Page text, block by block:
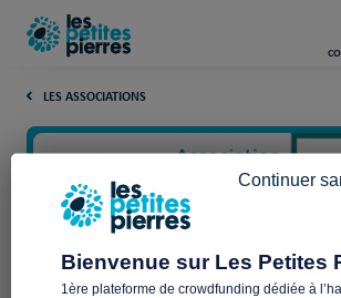
LES ASSOCIATIONS
Bienvenue sur Les Petites
1ère plateforme de crowdfunding dédiée à
Continuer